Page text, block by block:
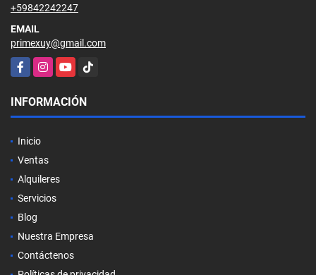
+59842242247
EMAIL
primexuy@gmail.com
FacebookInstagramYouTubeTikTok
INFORMACIÓN
Inicio
Ventas
Alquileres
Servicios
Blog
Nuestra Empresa
Contáctenos